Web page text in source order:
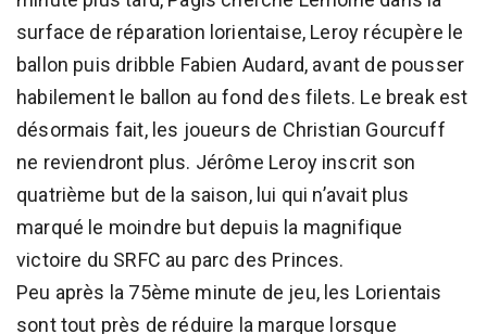
surface de réparation lorientaise, Leroy récupère le
ballon puis dribble Fabien Audard, avant de pousser
habilement le ballon au fond des filets. Le break est
désormais fait, les joueurs de Christian Gourcuff
ne reviendront plus. Jérôme Leroy inscrit son
quatrième but de la saison, lui qui n’avait plus
marqué le moindre but depuis la magnifique
victoire du SRFC au parc des Princes.
Peu après la 75ème minute de jeu, les Lorientais
sont tout près de réduire la marque lorsque